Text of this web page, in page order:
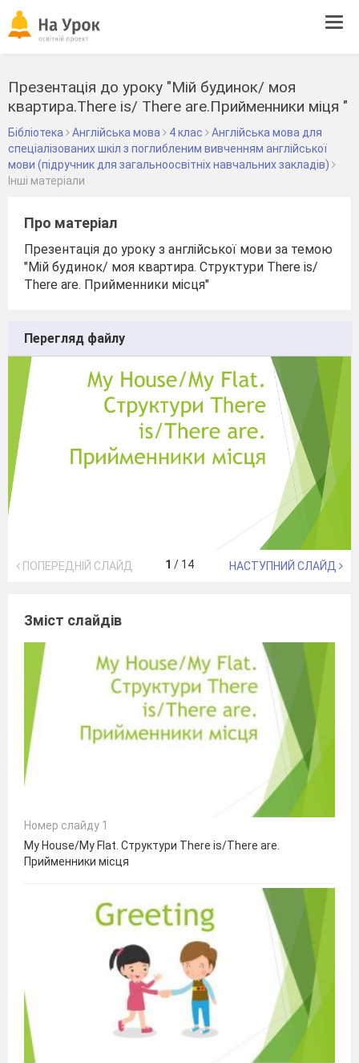
Презентація до уроку "Мій будинок/ моя
квартира.There is/ There are.Прийменники міця "
Бібліотека Англійська мова 4 клас
Англійська мова для
спеціалізованих шкіл з поглибленим вивченням англійської
мови (підручник для загальноосвітніх навчальних закладів)
Інші матеріали
Про матеріал
Презентація до уроку з англійської мови за темою
"Мій будинок/ моя квартира. Структури There is/
There are. Прийменники місця"
Перегляд файлу
ПОПЕРЕДНІЙ СЛАЙД 1 / 14 НАСТУПНИЙ СЛАЙД
Зміст слайдів
Номер слайду 1
My House/My Flat. Структури There is/There are.
Прийменники місця